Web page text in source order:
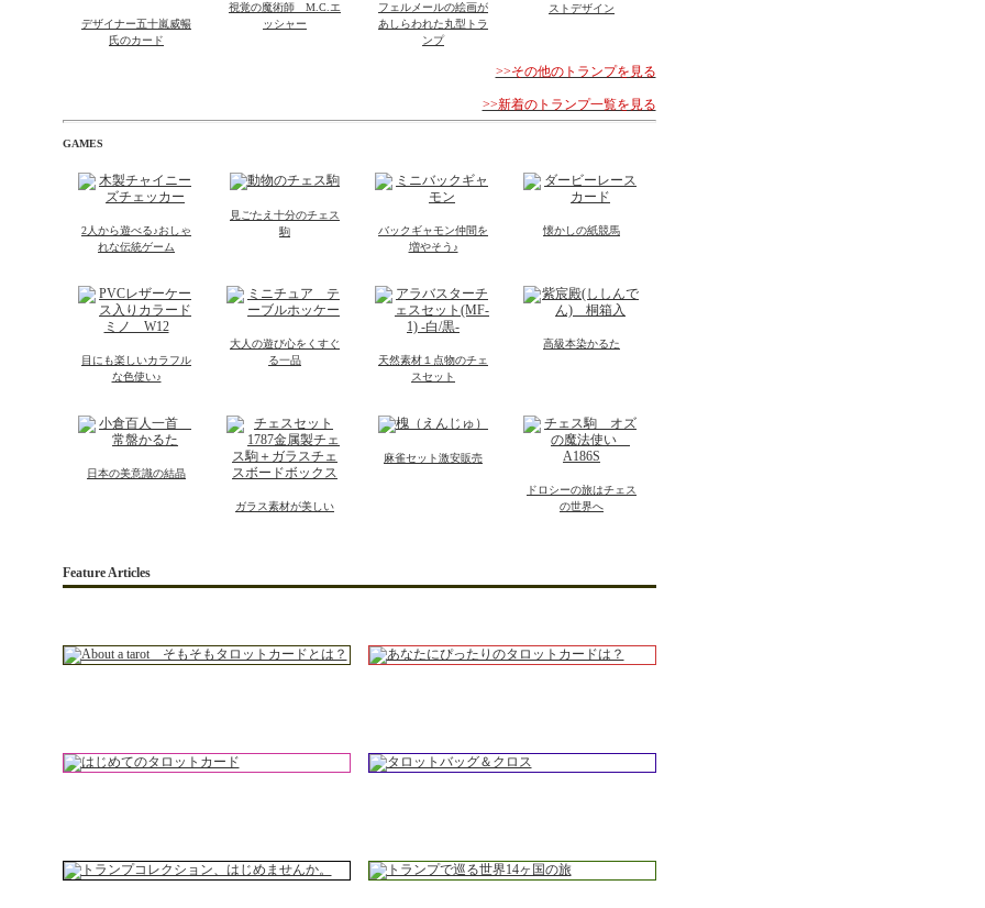
デザイナー五十嵐威暢
氏のカード
視覚の魔術師 M.C.エ
ッシャー
フェルメールの絵画が
あしらわれた丸型トラ
ンプ
ストデザイン
>>その他のトランプを見る
>>新着のトランプ一覧を見る
GAMES
2人から遊べる♪おしゃ
れな伝統ゲーム
見ごたえ十分のチェス
駒
バックギャモン仲間を
増やそう♪
懐かしの紙競馬
目にも楽しいカラフル
な色使い♪
大人の遊び心をくすぐ
る一品
天然素材１点物のチェ
スセット
高級本染かるた
日本の美意識の結晶
ガラス素材が美しい
麻雀セット激安販売
ドロシーの旅はチェス
の世界へ
Feature Articles